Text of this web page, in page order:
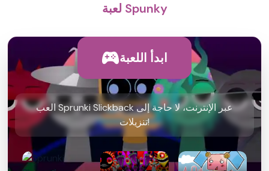
لعبة Spunky
ابدأ اللعبة
العب Sprunki Slickback عبر الإنترنت، لا حاجة إلى
تنزيلات!